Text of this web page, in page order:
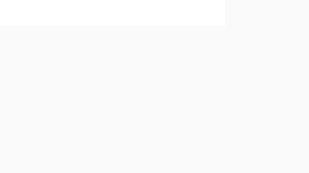
て毅然とした対応を行うとともに、以降